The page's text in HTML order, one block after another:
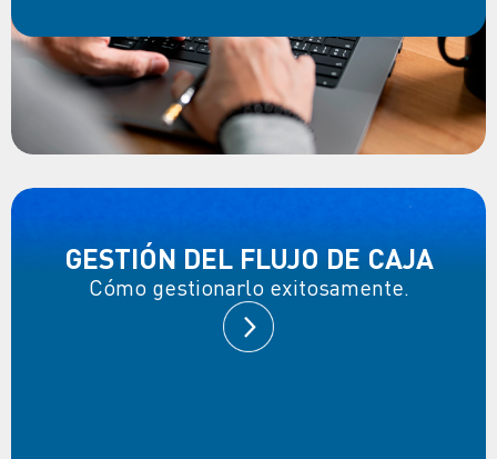
GESTIÓN DEL FLUJO DE CAJA
Cómo gestionarlo exitosamente.